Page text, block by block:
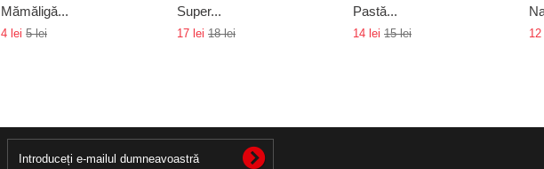
Mămăligă...
4 lei 5 lei
Super...
17 lei 18 lei
Pastă...
14 lei 15 lei 12